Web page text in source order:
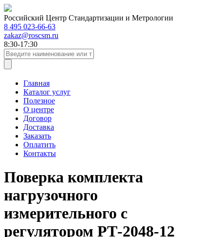
Российский Центр Стандартизации и Метрологии
8 495 023-66-63
zakaz@roscsm.ru
8:30-17:30
Главная
Каталог услуг
Полезное
О центре
Договор
Доставка
Заказать
Оплатить
Контакты
Поверка комплекта
нагрузочного
измерительного с
регулятором РТ-2048-12